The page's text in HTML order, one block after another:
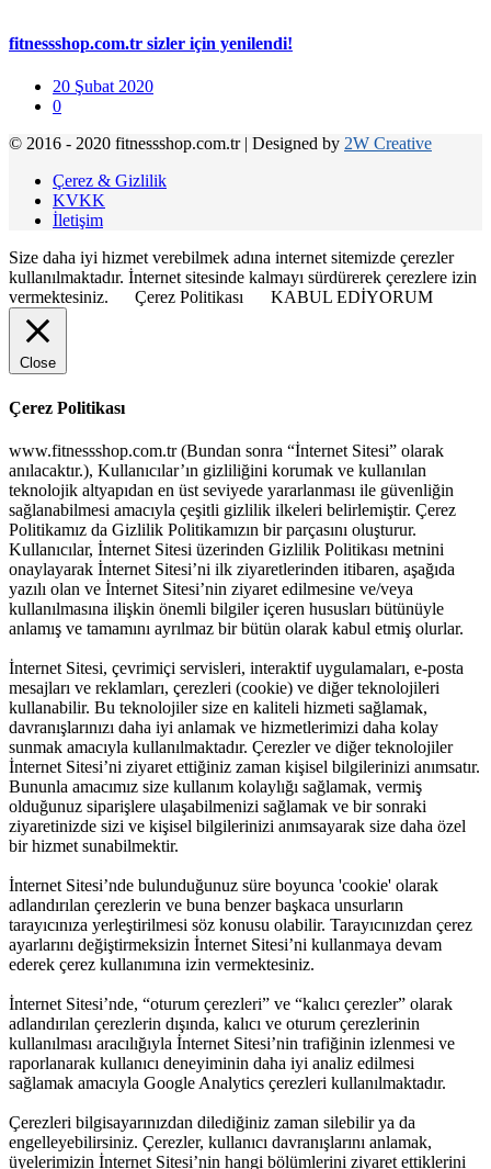
fitnessshop.com.tr sizler için yenilendi!
20 Şubat 2020
0
© 2016 - 2020 fitnessshop.com.tr| Designed by 2W Creative
Çerez & Gizlilik
KVKK
İletişim
Size daha iyi hizmet verebilmek adına internet sitemizde çerezler
kullanılmaktadır. İnternet sitesinde kalmayı sürdürerek çerezlere izin
vermektesiniz.
Çerez Politikası KABUL EDİYORUM
Close
Çerez Politikası
www.fitnessshop.com.tr (Bundan sonra “İnternet Sitesi” olarak
anılacaktır.), Kullanıcılar’ın gizliliğini korumak ve kullanılan
teknolojik altyapıdan en üst seviyede yararlanması ile güvenliğin
sağlanabilmesi amacıyla çeşitli gizlilik ilkeleri belirlemiştir. Çerez
Politikamız da Gizlilik Politikamızın bir parçasını oluşturur.
Kullanıcılar, İnternet Sitesi üzerinden Gizlilik Politikası metnini
onaylayarak İnternet Sitesi’ni ilk ziyaretlerinden itibaren, aşağıda
yazılı olan ve İnternet Sitesi’nin ziyaret edilmesine ve/veya
kullanılmasına ilişkin önemli bilgiler içeren hususları bütünüyle
anlamış ve tamamını ayrılmaz bir bütün olarak kabul etmiş olurlar.
İnternet Sitesi, çevrimiçi servisleri, interaktif uygulamaları, e-posta
mesajları ve reklamları, çerezleri (cookie) ve diğer teknolojileri
kullanabilir. Bu teknolojiler size en kaliteli hizmeti sağlamak,
davranışlarınızı daha iyi anlamak ve hizmetlerimizi daha kolay
sunmak amacıyla kullanılmaktadır. Çerezler ve diğer teknolojiler
İnternet Sitesi’ni ziyaret ettiğiniz zaman kişisel bilgilerinizi anımsatır.
Bununla amacımız size kullanım kolaylığı sağlamak, vermiş
olduğunuz siparişlere ulaşabilmenizi sağlamak ve bir sonraki
ziyaretinizde sizi ve kişisel bilgilerinizi anımsayarak size daha özel
bir hizmet sunabilmektir.
İnternet Sitesi’nde bulunduğunuz süre boyunca 'cookie' olarak
adlandırılan çerezlerin ve buna benzer başkaca unsurların
tarayıcınıza yerleştirilmesi söz konusu olabilir. Tarayıcınızdan çerez
ayarlarını değiştirmeksizin İnternet Sitesi’ni kullanmaya devam
ederek çerez kullanımına izin vermektesiniz.
İnternet Sitesi’nde, “oturum çerezleri” ve “kalıcı çerezler” olarak
adlandırılan çerezlerin dışında, kalıcı ve oturum çerezlerinin
kullanılması aracılığıyla İnternet Sitesi’nin trafiğinin izlenmesi ve
raporlanarak kullanıcı deneyiminin daha iyi analiz edilmesi
sağlamak amacıyla Google Analytics çerezleri kullanılmaktadır.
Çerezleri bilgisayarınızdan dilediğiniz zaman silebilir ya da
engelleyebilirsiniz. Çerezler, kullanıcı davranışlarını anlamak,
üyelerimizin İnternet Sitesi’nin hangi bölümlerini ziyaret ettiklerini